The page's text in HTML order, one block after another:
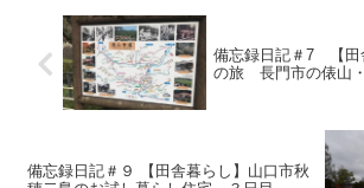
備忘録日記＃7 【田
の旅 長門市の俵山
備忘録日記＃９ 【田舎暮らし】山口市秋